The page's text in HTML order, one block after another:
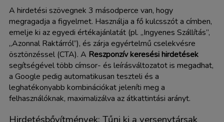
A hirdetési szövegnek 3 másodperce van, hogy
megragadja a figyelmet. Használja a fő kulcsszót a címben,
emelje ki az egyedi értékajánlatát (pl. „Ingyenes Szállítás”,
„Azonnal Raktárról”), és zárja egyértelmű cselekvésre
ösztönzéssel (CTA). A Reszponzív keresési hirdetések
segítségével több címsor- és leírásváltozatot is megadhat,
a Google pedig automatikusan teszteli és a
leghatékonyabb kombinációkat jeleníti meg a
felhasználóknak, maximalizálva az átkattintási arányt.